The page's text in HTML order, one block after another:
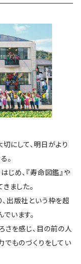
にして、明日がより
。
じめ、『寿命図鑑』や
ました。
出版社という枠を超
います。
さを感じ、目の前の人
でものづくりをしてい